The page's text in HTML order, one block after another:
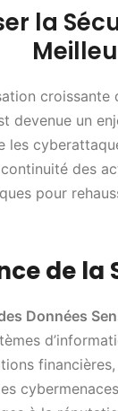
la
croissante
devenue un
les
des
pour
de la
Données